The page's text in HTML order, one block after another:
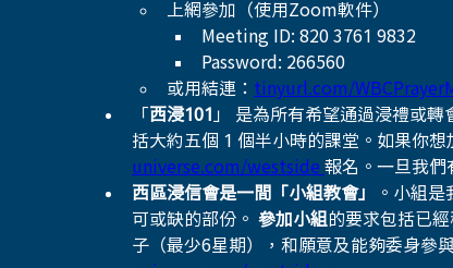
上網參加（使用Zoom軟件）
Meeting ID: 820 3761 9832
Password: 266560
或用結連： tinyurl.com/
「西浸101 」 是為所有希望通過浸禮或
括大約五個 1 個半小時的課堂。如果你
universe.com/westside 報名。一旦我們
西區浸信會是一間「小組教會」
。小組
可或缺的部份。 參加小組 的要求包括已
子（最少6星期），和願意及能夠委身參